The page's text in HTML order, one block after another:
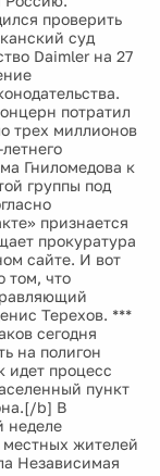
проверить
суд
Daimler на 27
потратил
трех миллионов
Гниломедова к
группы под
признается
прокуратура
сайте. И вот
том, что
Терехов. ***
сегодня
на полигон
идет процесс
пункт
b] В
неделе
местных жителей
Независимая